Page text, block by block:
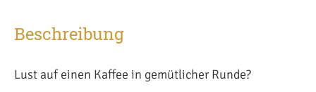
Beschreibung
Lust auf einen Kaffee in gemütlicher Runde?